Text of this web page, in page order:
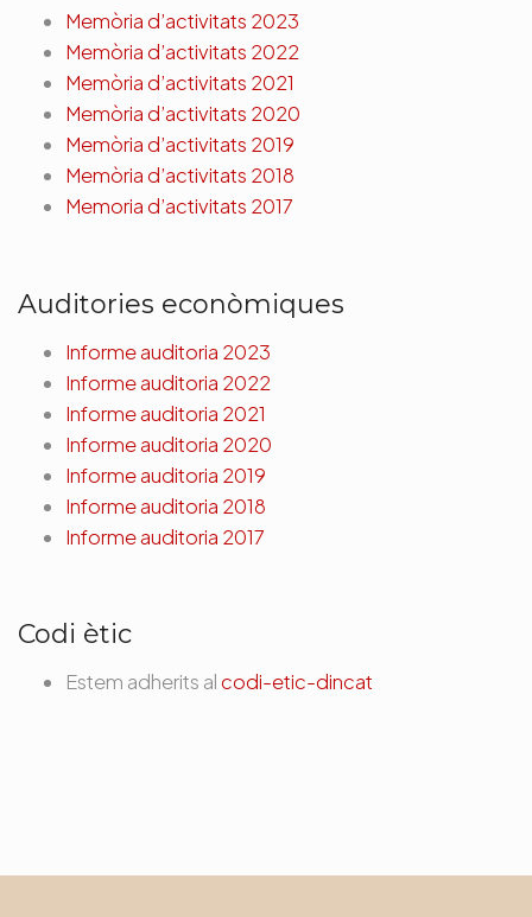
Memòria d’activitats 2023
Memòria d’activitats 2022
Memòria d’activitats 2021
Memòria d’activitats 2020
Memòria d’activitats 2019
Memòria d’activitats 2018
Memoria d’activitats 2017
Auditories econòmiques
Informe auditoria 2023
Informe auditoria 2022
Informe auditoria 2021
Informe auditoria 2020
Informe auditoria 2019
Informe auditoria 2018
Informe auditoria 2017
Codi ètic
Estem adherits alcodi-etic-dincat